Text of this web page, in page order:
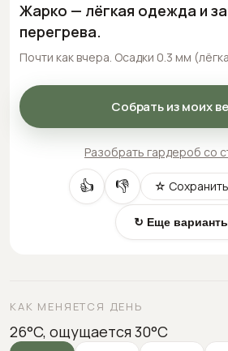
Жарко — лёгкая одежда и
перегрева.
Почти как вчера. Осадки 0.3 мм
Собрать из моих
Разобрать гардероб со
👍 👎 ☆ Сохранить
↻ Еще
КАК МЕНЯЕТСЯ ДЕНЬ
26°C, ощущается 30°C